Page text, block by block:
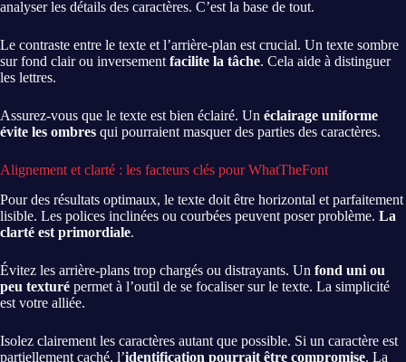
analyser les détails des caractères. C’est la base de tout.
Le contraste entre le texte et l’arrière-plan est crucial. Un texte sombre
sur fond clair ou inversement facilite la tâche. Cela aide à distinguer
les lettres.
Assurez-vous que le texte est bien éclairé. Un éclairage uniforme
évite les ombres qui pourraient masquer des parties des caractères.
Alignement et clarté : les facteurs clés pour WhatTheFont
Pour des résultats optimaux, le texte doit être horizontal et parfaitement
lisible. Les polices inclinées ou courbées peuvent poser problème. La
clarté est primordiale.
Évitez les arrière-plans trop chargés ou distrayants. Un fond uni ou
peu texturé permet à l’outil de se focaliser sur le texte. La simplicité
est votre alliée.
Isolez clairement les caractères autant que possible. Si un caractère est
partiellement caché, l’identification pourrait être compromise. La